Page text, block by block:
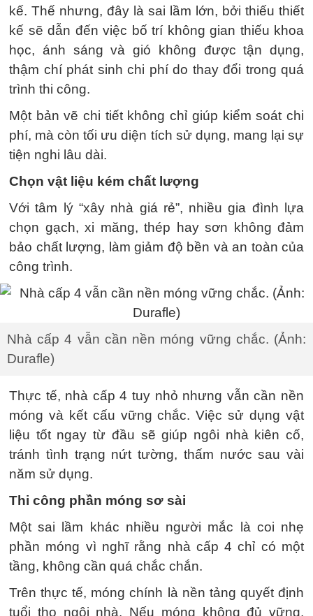
kế. Thế nhưng, đây là sai lầm lớn, bởi thiếu thiết
kế sẽ dẫn đến việc bố trí không gian thiếu khoa
học, ánh sáng và gió không được tận dụng,
thậm chí phát sinh chi phí do thay đổi trong quá
trình thi công.
Một bản vẽ chi tiết không chỉ giúp kiểm soát chi
phí, mà còn tối ưu diện tích sử dụng, mang lại sự
tiện nghi lâu dài.
Chọn vật liệu kém chất lượng
Với tâm lý “xây nhà giá rẻ”, nhiều gia đình lựa
chọn gạch, xi măng, thép hay sơn không đảm
bảo chất lượng, làm giảm độ bền và an toàn của
công trình.
Nhà cấp 4 vẫn cần nền móng vững chắc. (Ảnh:
Durafle)
Thực tế, nhà cấp 4 tuy nhỏ nhưng vẫn cần nền
móng và kết cấu vững chắc. Việc sử dụng vật
liệu tốt ngay từ đầu sẽ giúp ngôi nhà kiên cố,
tránh tình trạng nứt tường, thấm nước sau vài
năm sử dụng.
Thi công phần móng sơ sài
Một sai lầm khác nhiều người mắc là coi nhẹ
phần móng vì nghĩ rằng nhà cấp 4 chỉ có một
tầng, không cần quá chắc chắn.
Trên thực tế, móng chính là nền tảng quyết định
tuổi thọ ngôi nhà. Nếu móng không đủ vững,